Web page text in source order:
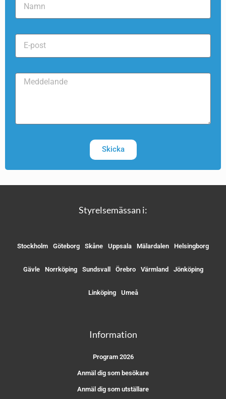
Skicka
Styrelsemässan i:
Stockholm Göteborg Skåne Uppsala Mälardalen Helsingborg
Gävle Norrköping Sundsvall Örebro Värmland Jönköping
Linköping Umeå
Information
Program 2026
Anmäl dig som besökare
Anmäl dig som utställare